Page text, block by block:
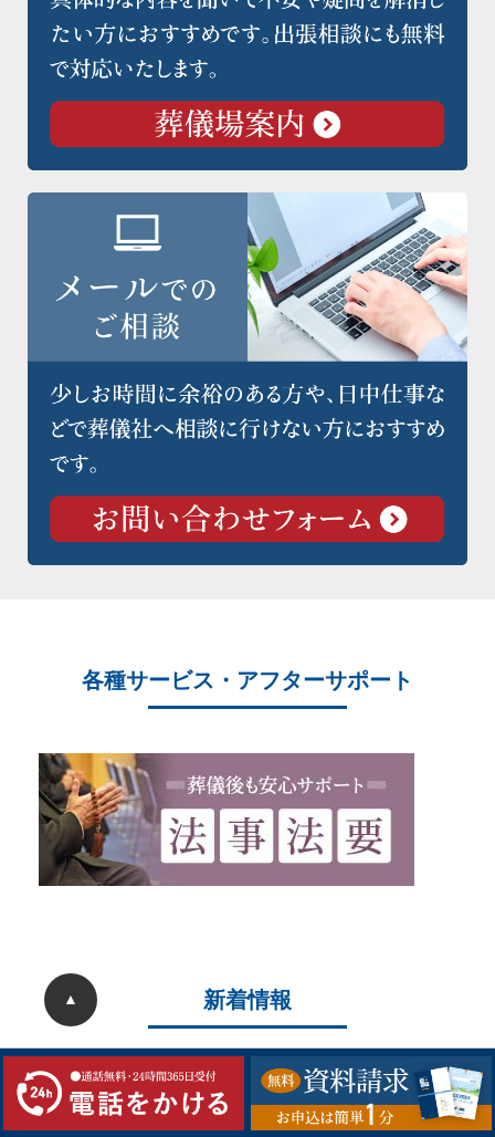
各種サービス・アフターサポート
新着情報
2026/05/22 ことぶき中央斎場 20周年大感謝祭を開催しまし
た
▲